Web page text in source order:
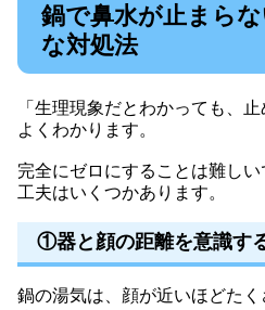
鍋で鼻水が止まら
な対処法
「生理現象だとわかっても、
よくわかります。
完全にゼロにすることは難し
工夫はいくつかあります。
①器と顔の距離を意識す
鍋の湯気は、顔が近いほどた